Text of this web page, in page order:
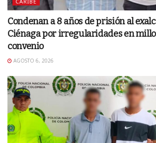
Condenan a 8 años de prisión al
Ciénaga por irregularidades en
convenio
AGOSTO 6, 2026